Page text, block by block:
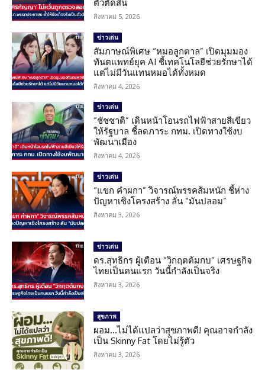
ตัวตัดสิน
สิงหาคม 5, 2026
ข่าวเด่น
สัมภาษณ์พิเศษ “หมอลูกตาล” เปิดมุมมอง
ทันตแพทย์ยุค AI ชี้เทคโนโลยีช่วยรักษาได้
แต่ไม่มีวันแทนหมอได้ทั้งหมด
สิงหาคม 4, 2026
ข่าวเด่น
“ชัชชาติ” เดินหน้าโอนรถไฟฟ้าสายสีเขียว
ให้รัฐบาล ชี้ลดภาระ กทม. เปิดทางใช้งบ
พัฒนาเมือง
สิงหาคม 4, 2026
ข่าวเด่น
“แขก คำผกา” วิจารณ์พรรคส้มหนัก ชี้ห่าง
ปัญหาเชิงโครงสร้าง ลั่น “มันปลอม”
สิงหาคม 3, 2026
ข่าวเด่น
ดร.สุทธิกร ผู้เตือน “วิกฤตต้มกบ” เศรษฐกิจ
ไทยเป็นคนแรก วันนี้กำลังเป็นจริง
สิงหาคม 3, 2026
สุขภาพ
ผอม…ไม่ได้แปลว่าสุขภาพดี! คุณอาจกำลัง
เป็น Skinny Fat โดยไม่รู้ตัว
สิงหาคม 3, 2026